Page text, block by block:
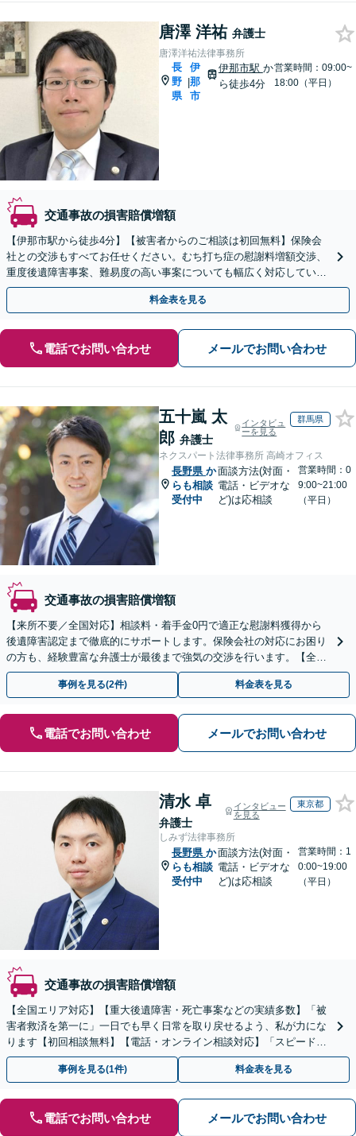
唐澤 洋祐 弁護士
唐澤洋祐法律事務所
長
野
県
|
伊
那
市
伊那市駅 か
ら徒歩4分
営業時間：09:00~
18:00（平日）
交通事故の損害賠償増額
【伊那市駅から徒歩4分】【被害者からのご相談は初回無料】保険会
社との交渉もすべてお任せください。むち打ち症の慰謝料増額交渉、
重度後遺障害事案、難易度の高い事案についても幅広く対応していま
す。【夜間面談可】
料金表を見る
電話でお問い合わせ メールでお問い合わせ
五十嵐 太
郎 弁護士
インタビュ
ーを見る
群馬県
ネクスパート法律事務所 高崎オフィス
長野県 か
らも相談
受付中
面談方法(対面・
電話・ビデオな
ど)は応相談
営業時間：0
9:00~21:00
（平日）
交通事故の損害賠償増額
【来所不要／全国対応】相談料・着手金0円で適正な慰謝料獲得から
後遺障害認定まで徹底的にサポートします。保険会社の対応にお困り
の方も、経験豊富な弁護士が最後まで強気の交渉を行います。【全国
13拠点】お気軽にご相談ください。
事例を見る(2件) 料金表を見る
電話でお問い合わせ メールでお問い合わせ
清水 卓
弁護士
インタビュー
を見る
東京都
しみず法律事務所
長野県 か
らも相談
受付中
面談方法(対面・
電話・ビデオな
ど)は応相談
営業時間：1
0:00~19:00
（平日）
交通事故の損害賠償増額
【全国エリア対応】【重大後遺障害・死亡事案などの実績多数】「被
害者救済を第一に」一日でも早く日常を取り戻せるよう、私が力にな
ります【初回相談無料】【電話・オンライン相談対応】「スピード対
応・納得できる解決を」「刑事裁判のニーズにも対応」
事例を見る(1件) 料金表を見る
電話でお問い合わせ メールでお問い合わせ